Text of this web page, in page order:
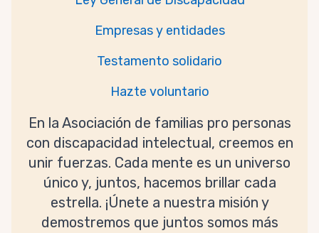
Empresas y entidades
Testamento solidario
Hazte voluntario
En la Asociación de familias pro personas
con discapacidad intelectual, creemos en
unir fuerzas. Cada mente es un universo
único y, juntos, hacemos brillar cada
estrella. ¡Únete a nuestra misión y
demostremos que juntos somos más